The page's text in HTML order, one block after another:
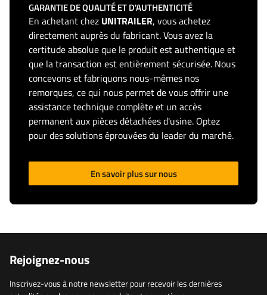
GARANTIE DE QUALITÉ ET D'AUTHENTICITÉ
En achetant chez UNITRAILER, vous achetez
directement auprès du fabricant. Vous avez la
certitude absolue que le produit est authentique et
que la transaction est entièrement sécurisée. Nous
concevons et fabriquons nous-mêmes nos
remorques, ce qui nous permet de vous offrir une
assistance technique complète et un accès
permanent aux pièces détachées d'usine. Optez
pour des solutions éprouvées du leader du marché.
En savoir plus sur nous
Rejoignez-nous
Inscrivez-vous à notre newsletter pour recevoir les dernières